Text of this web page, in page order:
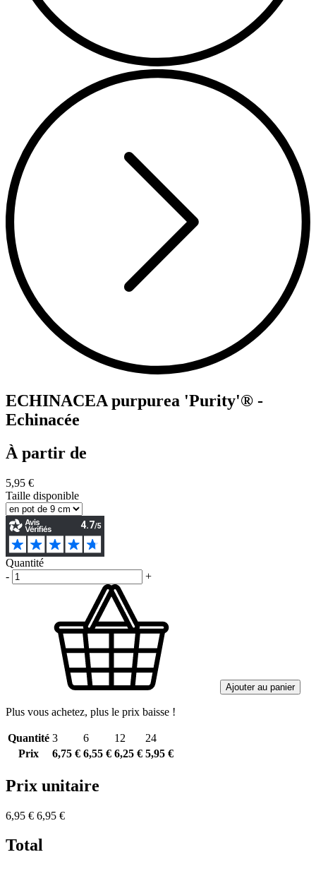
ECHINACEA purpurea 'Purity'® -
Echinacée
À partir de
5,95 €
Taille disponible
Quantité
-
+
Ajouter au panier
Plus vous achetez, plus le prix baisse !
Quantité 3 6 12
24
Prix
6,75 € 6,55 € 6,25 € 5,95 €
Prix unitaire
6,95 € 6,95 €
Total